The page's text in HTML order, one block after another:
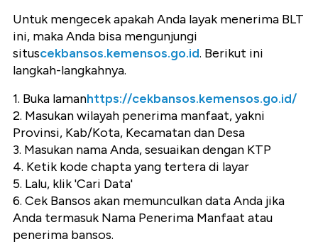
Untuk mengecek apakah Anda layak menerima BLT
ini, maka Anda bisa mengunjungi
situscekbansos.kemensos.go.id. Berikut ini
langkah-langkahnya.
1. Buka lamanhttps://cekbansos.kemensos.go.id/
2. Masukan wilayah penerima manfaat, yakni
Provinsi, Kab/Kota, Kecamatan dan Desa
3. Masukan nama Anda, sesuaikan dengan KTP
4. Ketik kode chapta yang tertera di layar
5. Lalu, klik 'Cari Data'
6. Cek Bansos akan memunculkan data Anda jika
Anda termasuk Nama Penerima Manfaat atau
penerima bansos.